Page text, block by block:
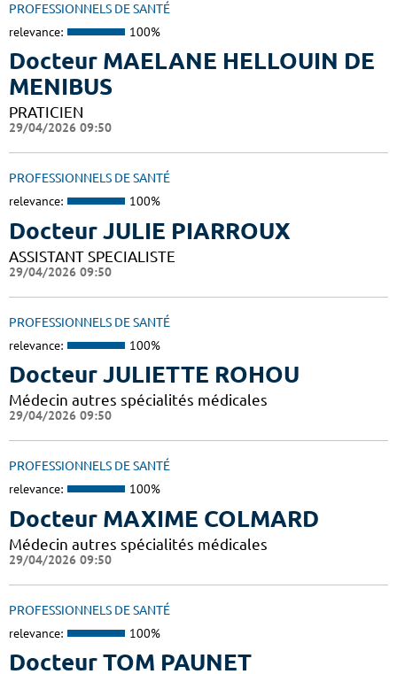
PROFESSIONNELS DE SANTÉ
relevance: 100%
Docteur MAELANE HELLOUIN DE
MENIBUS
PRATICIEN
29/04/2026 09:50
PROFESSIONNELS DE SANTÉ
relevance: 100%
Docteur JULIE PIARROUX
ASSISTANT SPECIALISTE
29/04/2026 09:50
PROFESSIONNELS DE SANTÉ
relevance: 100%
Docteur JULIETTE ROHOU
Médecin autres spécialités médicales
29/04/2026 09:50
PROFESSIONNELS DE SANTÉ
relevance: 100%
Docteur MAXIME COLMARD
Médecin autres spécialités médicales
29/04/2026 09:50
PROFESSIONNELS DE SANTÉ
relevance: 100%
Docteur TOM PAUNET